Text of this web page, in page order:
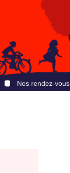
Nos rendez-vous